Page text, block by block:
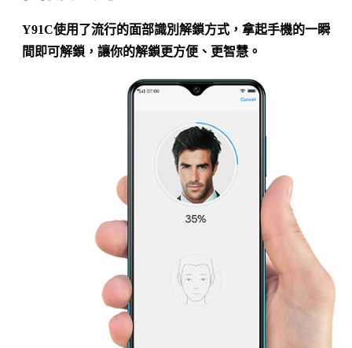
Y91C使用了流行的面部識別解鎖方式，拿起手機的一瞬
間即可解鎖，讓你的解鎖更方便、更智慧。